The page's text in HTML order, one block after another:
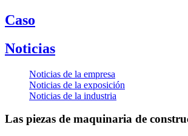
Caso
Noticias
Noticias de la empresa
Noticias de la exposición
Noticias de la industria
Las piezas de maquinaria de